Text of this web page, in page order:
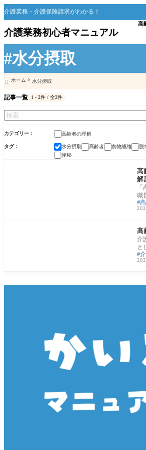
#水分摂取
介護業務・介護保険請求がわかる！
介護業務初心者マニュアル
高
 ホーム 水分摂取
記事一覧 1 - 2件 / 全2件
カテゴリー 高齢者の理解
タグ 水分摂取 高齢者 食物繊維 脱
便秘
高
解
職
高
介
と